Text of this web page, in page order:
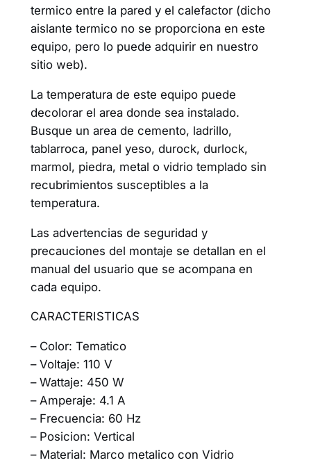
termico entre la pared y el calefactor (dicho
aislante termico no se proporciona en este
equipo, pero lo puede adquirir en nuestro
sitio web).
La temperatura de este equipo puede
decolorar el area donde sea instalado.
Busque un area de cemento, ladrillo,
tablarroca, panel yeso, durock, durlock,
marmol, piedra, metal o vidrio templado sin
recubrimientos susceptibles a la
temperatura.
Las advertencias de seguridad y
precauciones del montaje se detallan en el
manual del usuario que se acompana en
cada equipo.
CARACTERISTICAS
– Color: Tematico
– Voltaje: 110 V
– Wattaje: 450 W
– Amperaje: 4.1 A
– Frecuencia: 60 Hz
– Posicion: Vertical
– Material: Marco metalico con Vidrio